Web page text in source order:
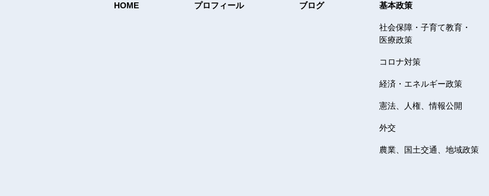
HOME プロフィール ブログ 基本政策
社会保障・子育て教育・
医療政策
コロナ対策
経済・エネルギー政策
憲法、人権、情報公開
外交
農業、国土交通、地域政策